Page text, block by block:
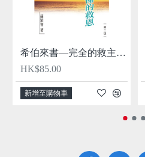
希伯來書—完全的救主與全備的救恩
HK$85.00
新增至購物車